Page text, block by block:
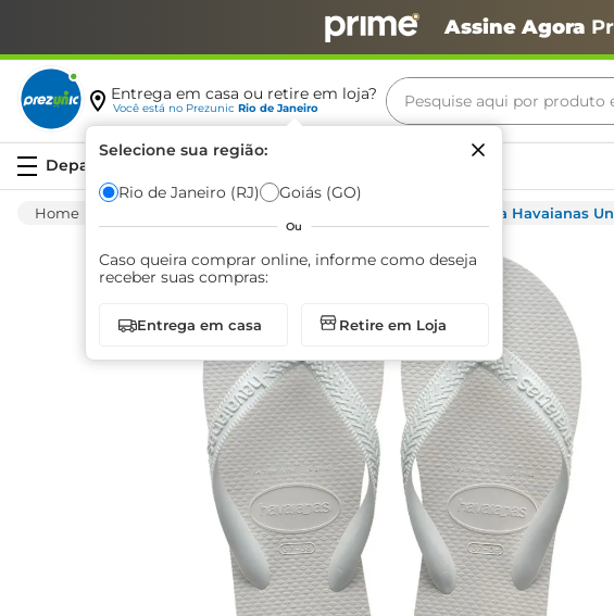
Assine Agora
Entrega em casa ou retire em loja?
Você está no Prezunic Rio de Janeiro
Selecione sua região:
Rio de Janeiro (RJ) Goiás (GO)
Ou
Caso queira comprar online, informe como deseja
receber suas compras:
Entrega em casa Retire em Loja
Pesquise aqui por
Sandália Havaianas
Termos mais buscados
café
azeite
biscoito
arroz
iogurte
papel higiênico
cerveja